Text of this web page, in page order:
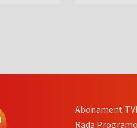
Abonament
Rada